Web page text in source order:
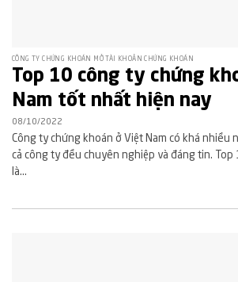
CÔNG TY CHỨNG KHOÁN MỞ TÀI KHOẢN CHỨNG KHOÁN
Top 10 công ty chứng
Nam tốt nhất hiện nay
08/10/2022
Công ty chứng khoán ở Việt Nam có khá nhiều
cả công ty đều chuyên nghiệp và đáng tin. Top
là...